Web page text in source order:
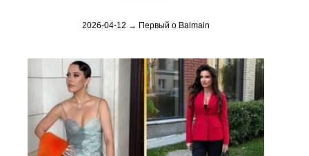
2026-04-12 → Первый о Balmain